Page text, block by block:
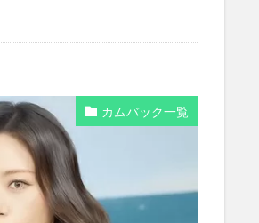
カムバック一覧